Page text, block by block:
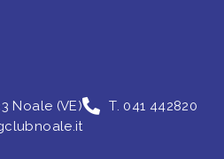
Noale (VE)
T. 041 442820